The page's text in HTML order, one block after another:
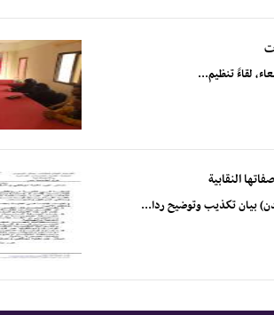
لقاءً تنظيم...
النقابية
بيان تكذيب وتوضيح ردا...